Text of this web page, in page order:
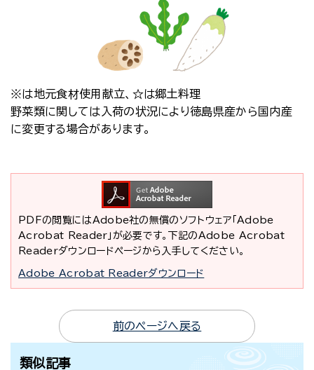
※は地元食材使用献立、☆は郷土料理
野菜類に関しては入荷の状況により徳島県産から国内産
に変更する場合があります。
PDFの閲覧にはAdobe社の無償のソフトウェア「Adobe
Acrobat Reader」が必要です。下記のAdobe Acrobat
Readerダウンロードページから入手してください。
Adobe Acrobat Readerダウンロード
前のページへ戻る
類似記事